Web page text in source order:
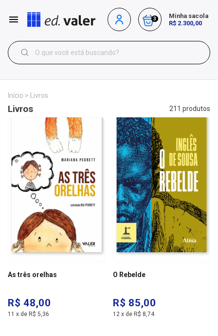
3
Minha sacola
R$ 2.300,00
Início > Livros
Livros 211 produtos
As três orelhas
R$ 48,00
11 x de R$ 5,36
O Rebelde
R$ 85,00
12 x de R$ 8,74